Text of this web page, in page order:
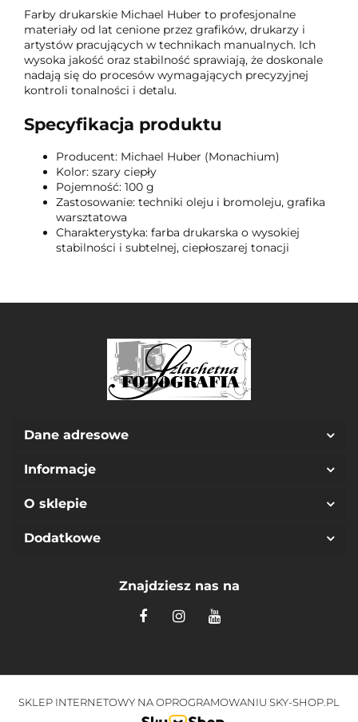
Farby drukarskie Michael Huber to profesjonalne
materiały od lat cenione przez grafików, drukarzy i
artystów pracujących w technikach manualnych. Ich
wysoka jakość oraz stabilność sprawiają, że doskonale
nadają się do procesów wymagających precyzyjnej
kontroli tonalności i detalu.
Specyfikacja produktu
Producent: Michael Huber (Monachium)
Kolor: szary ciepły
Pojemność: 100 g
Zastosowanie: techniki oleju i bromoleju, grafika
warsztatowa
Charakterystyka: farba drukarska o wysokiej
stabilności i subtelnej, ciepłoszarej tonacji
Dane adresowe
Informacje
O sklepie
Dodatkowe
Znajdziesz nas na
SKLEP INTERNETOWY NA OPROGRAMOWANIU SKY-SHOP.PL